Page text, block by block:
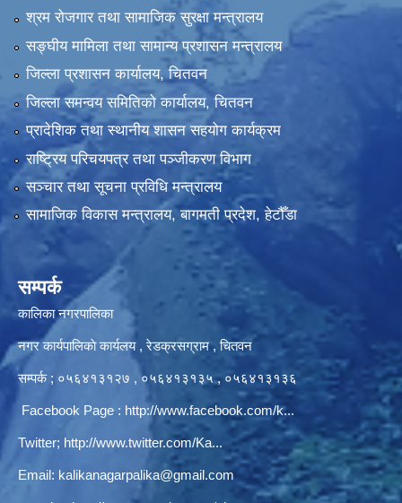
श्रम रोजगार तथा सामाजिक सुरक्षा मन्त्रालय
सङ्‍घीय मामिला तथा सामान्य प्रशासन मन्त्रालय
जिल्ला प्रशासन कार्यालय, चितवन
जिल्ला समन्वय समितिको कार्यालय, चितवन
प्रादेशिक तथा स्थानीय शासन सहयोग कार्यक्रम
राष्ट्रिय परिचयपत्र तथा पञ्‍जीकरण विभाग
सञ्‍चार तथा सूचना प्रविधि मन्त्रालय
सामाजिक विकास मन्त्रालय, बागमती प्रदेश, हेटौँडा
सम्पर्क
कालिका नगरपालिका
नगर कार्यपालिकाे कार्यलय‍ , रेडक्रसग्राम , चितवन
सम्पर्क ; ०५६४१३१२७ , ०५६४१३१३५ , ०५६४१३१३६
Facebook Page : http://www.facebook.com/k...
Twitter; http://www.twitter.com/Ka...
Email: kalikanagarpalika@gmail.com